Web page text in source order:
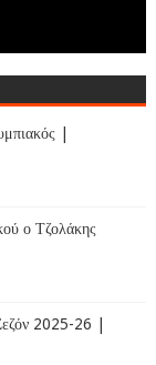
|
ο Τζολάκης
2025-26 |